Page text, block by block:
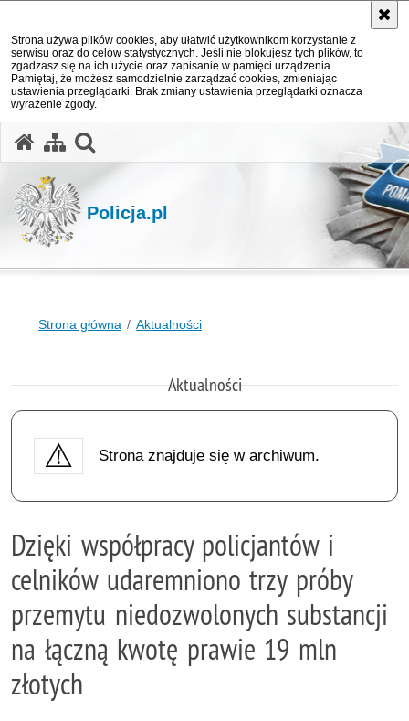
Strona używa plików cookies, aby ułatwić użytkownikom korzystanie z
serwisu oraz do celów statystycznych. Jeśli nie blokujesz tych plików, to
zgadzasz się na ich użycie oraz zapisanie w pamięci urządzenia.
Pamiętaj, że możesz samodzielnie zarządzać cookies, zmieniając
ustawienia przeglądarki. Brak zmiany ustawienia przeglądarki oznacza
wyrażenie zgody.
Policja.pl
Strona główna Aktualności
Aktualności
Strona znajduje się w archiwum.
Dzięki współpracy policjantów i
celników udaremniono trzy próby
przemytu niedozwolonych substancji
na łączną kwotę prawie 19 mln
złotych